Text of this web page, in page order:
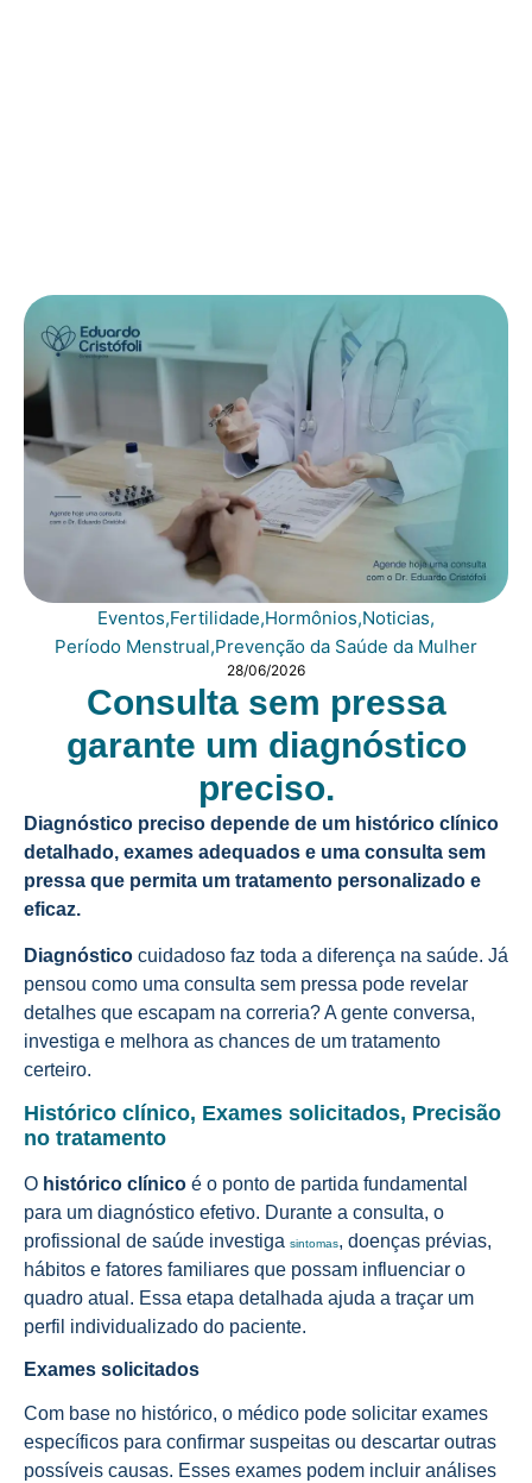
Eventos,Fertilidade,Hormônios,Noticias,
Período Menstrual,Prevenção da Saúde da Mulher
28/06/2026
Consulta sem pressa
garante um diagnóstico
preciso.
Diagnóstico preciso depende de um histórico clínico
detalhado, exames adequados e uma consulta sem
pressa que permita um tratamento personalizado e
eficaz.
Diagnóstico cuidadoso faz toda a diferença na saúde. Já
pensou como uma consulta sem pressa pode revelar
detalhes que escapam na correria? A gente conversa,
investiga e melhora as chances de um tratamento
certeiro.
Histórico clínico, Exames solicitados, Precisão
no tratamento
O histórico clínico é o ponto de partida fundamental
para um diagnóstico efetivo. Durante a consulta, o
profissional de saúde investiga sintomas, doenças prévias,
hábitos e fatores familiares que possam influenciar o
quadro atual. Essa etapa detalhada ajuda a traçar um
perfil individualizado do paciente.
Exames solicitados
Com base no histórico, o médico pode solicitar exames
específicos para confirmar suspeitas ou descartar outras
possíveis causas. Esses exames podem incluir análises